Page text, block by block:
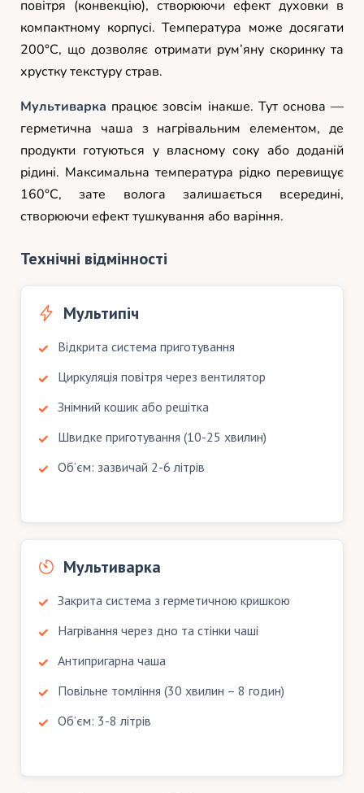
повітря (конвекцію), створюючи ефект духовки в
компактному корпусі. Температура може досягати
200°C, що дозволяє отримати рум’яну скоринку та
хрустку текстуру страв.
Мультиварка працює зовсім інакше. Тут основа —
герметична чаша з нагрівальним елементом, де
продукти готуються у власному соку або доданій
рідині. Максимальна температура рідко перевищує
160°C, зате волога залишається всередині,
створюючи ефект тушкування або варіння.
Технічні відмінності
Мультипіч
Відкрита система приготування
Циркуляція повітря через вентилятор
Знімний кошик або решітка
Швидке приготування (10-25 хвилин)
Об’єм: зазвичай 2-6 літрів
Мультиварка
Закрита система з герметичною кришкою
Нагрівання через дно та стінки чаші
Антипригарна чаша
Повільне томління (30 хвилин – 8 годин)
Об’єм: 3-8 літрів